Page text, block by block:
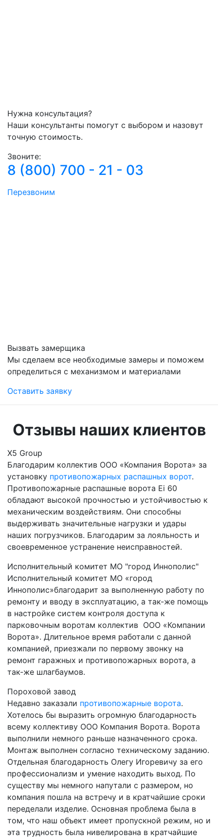
Нужна консультация?
Наши консультанты помогут с выбором и назовут
точную стоимость.
Звоните:
8 (800) 700 - 21 - 03
Перезвоним
Вызвать замерщика
Мы сделаем все необходимые замеры и поможем
определиться с механизмом и материалами
Оставить заявку
Отзывы наших клиентов
Х5 Group
Благодарим коллектив ООО «Компания Ворота» за
установку противопожарных распашных ворот.
Противопожарные распашные ворота Ei 60
обладают высокой прочностью и устойчивостью к
механическим воздействиям. Они способны
выдерживать значительные нагрузки и удары
наших погрузчиков. Благодарим за лояльность и
своевременное устранение неисправностей.
Исполнительный комитет МО "город Иннополис"
Исполнительный комитет МО «город
Иннополис»благодарит за выполненную работу по
ремонту и вводу в эксплуатацию, а так-же помощь
в настройке систем контроля доступа к
парковочным воротам коллектив ООО «Компании
Ворота». Длительное время работали с данной
компанией, приезжали по первому звонку на
ремонт гаражных и противопожарных ворота, а
так-же шлагбаумов.
Пороховой завод
Недавно заказали противопожарные ворота.
Хотелось бы выразить огромную благодарность
всему коллективу ООО Компания Ворота. Ворота
выполнили немного раньше назначенного срока.
Монтаж выполнен согласно техническому заданию.
Отдельная благодарность Олегу Игоревичу за его
профессионализм и умение находить выход. По
существу мы немного напутали с размером, но
компания пошла на встречу и в кратчайшие сроки
переделали изделие. Основная проблема была в
том, что наш объект имеет пропускной режим, но и
эта трудность была нивелирована в кратчайшие